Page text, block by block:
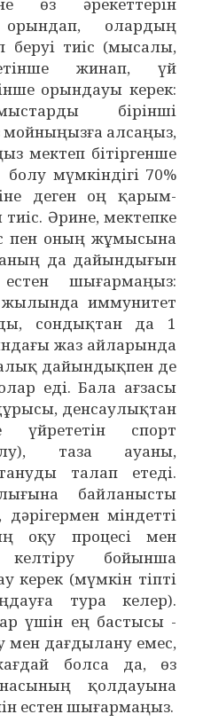
олардың
беруі тиіс (мысалы,
жинап, үй
орындауы керек:
бірінші
алсаңыз,
мектеп бітіргенше
мүмкіндігі 70%
деген оң қарым-
Әрине, мектепке
пен оның жұмысына
да дайындығын
шығармаңыз:
иммунитет
сондықтан да 1
жаз айларында
дайындықпен де
еді. Бала ағзасы
денсаулықтан
үйрететін спорт
таза ауаны,
талап етеді.
байланысты
міндетті
оқу процесі мен
бойынша
керек (мүмкін тіпті
тура келер).
үшін ең бастысы -
мен дағдылану емес,
болса да, өз
қолдауына
естен шығармаңыз.